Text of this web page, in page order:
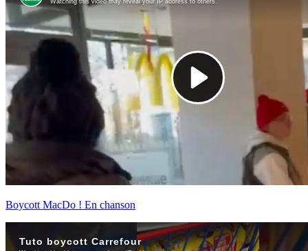
Boycott MacDo ! En chanson